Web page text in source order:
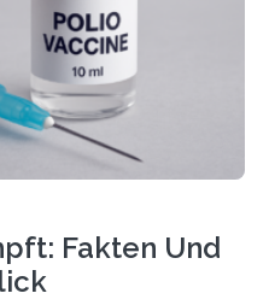
haben eine solche
Untergruppe des
Wilhelm Sander-
Fakten Und